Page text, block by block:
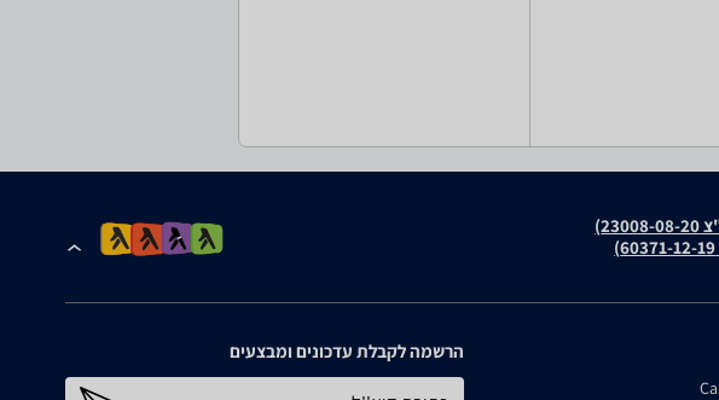
הרשמה לקבלת עדכונים ומבצעים